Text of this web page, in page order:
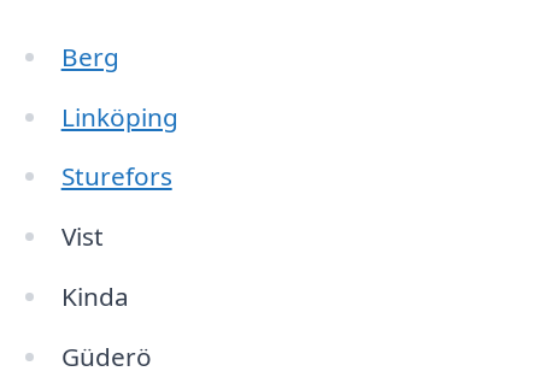
Berg
Linköping
Sturefors
Vist
Kinda
Güderö